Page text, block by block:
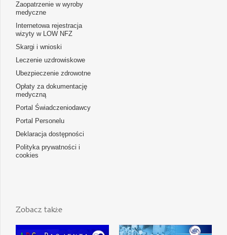
Zaopatrzenie w wyroby
medyczne
Internetowa rejestracja
wizyty w LOW NFZ
Skargi i wnioski
Leczenie uzdrowiskowe
Ubezpieczenie zdrowotne
Opłaty za dokumentację
medyczną
Portal Świadczeniodawcy
Portal Personelu
Deklaracja dostępności
Polityka prywatności i
cookies
Zobacz także